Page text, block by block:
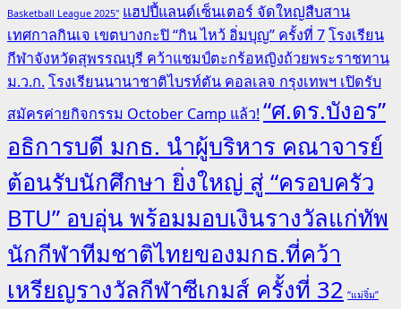
Basketball League 2025" แฮปปี้แลนด์เซ็นเตอร์ จัดใหญ่สืบสาน
เทศกาลกินเจ เขตบางกะปิ “กิน ไหว้ อิ่มบุญ” ครั้งที่ 7โรงเรียน
กีฬาจังหวัดสุพรรณบุรี คว้าแชมป์ตะกร้อหญิงถ้วยพระราชทาน
ม.ว.ก.โรงเรียนนานาชาติไบรท์ตัน คอลเลจ กรุงเทพฯ เปิดรับ
สมัครค่ายกิจกรรม October Camp แล้ว!“ศ.ดร.บังอร”
อธิการบดี มกธ. นำผู้บริหาร คณาจารย์
ต้อนรับนักศึกษา ยิ่งใหญ่ สู่ “ครอบครัว
BTU” อบอุ่น พร้อมมอบเงินรางวัลแก่ทัพ
นักกีฬาทีมชาติไทยของมกธ.ที่คว้า
เหรียญรางวัลกีฬาซีเกมส์ ครั้งที่ 32 “แม่จิ๋ม”